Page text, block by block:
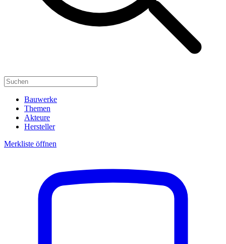
Bauwerke
Themen
Akteure
Hersteller
Merkliste öffnen